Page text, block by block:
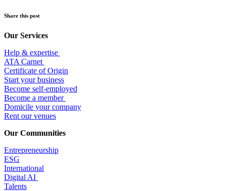
Share this post
Our Services
Help & expertise
​ATA Carnet
Certificate of Origin
Start your business
Become self-employed
Become a member
​Domicile your company
Rent our venues
Our Communities
Entrepreneurship
ESG
International
Digital AI
Talents